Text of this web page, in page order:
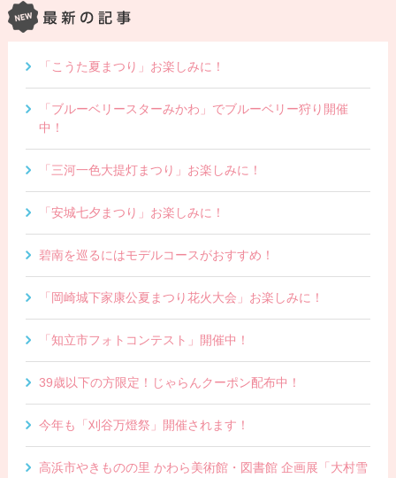
「こうた夏まつり」お楽しみに！
「ブルーベリースターみかわ」でブルーベリー狩り開催
中！
「三河一色大提灯まつり」お楽しみに！
「安城七夕まつり」お楽しみに！
碧南を巡るにはモデルコースがおすすめ！
「岡崎城下家康公夏まつり花火大会」お楽しみに！
「知立市フォトコンテスト」開催中！
39歳以下の方限定！じゃらんクーポン配布中！
今年も「刈谷万燈祭」開催されます！
高浜市やきものの里 かわら美術館・図書館 企画展「大村雪